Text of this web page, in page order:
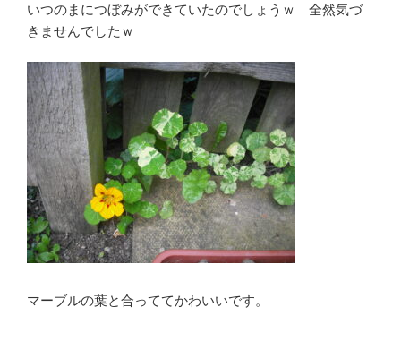
いつのまにつぼみができていたのでしょうｗ 全然気づ
きませんでしたｗ
マーブルの葉と合っててかわいいです。